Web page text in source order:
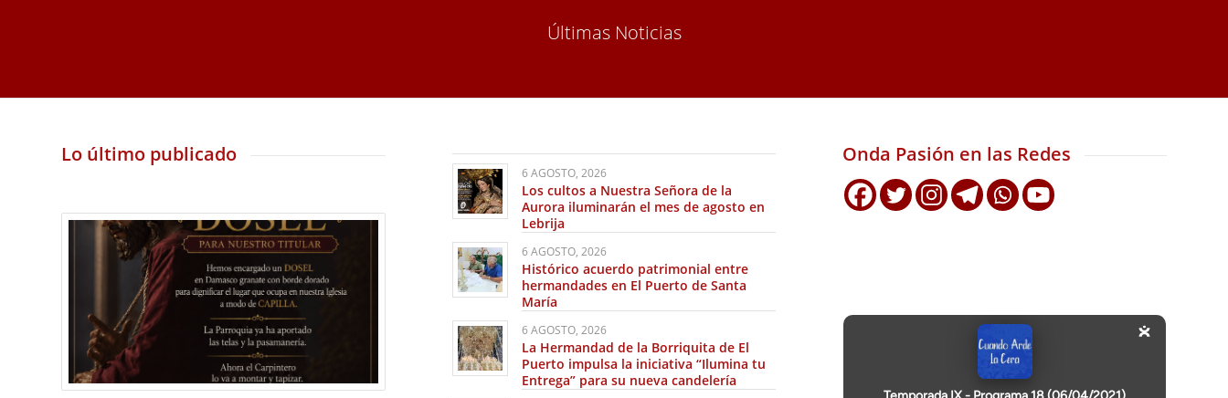
Últimas Noticias
Lo último publicado
6 AGOSTO, 2026
Los cultos a Nuestra Señora de la
Aurora iluminarán el mes de agosto en
Lebrija
6 AGOSTO, 2026
Histórico acuerdo patrimonial entre
hermandades en El Puerto de Santa
María
6 AGOSTO, 2026
La Hermandad de la Borriquita de El
Puerto impulsa la iniciativa “Ilumina tu
Entrega” para su nueva candelería
Onda Pasión en las Redes